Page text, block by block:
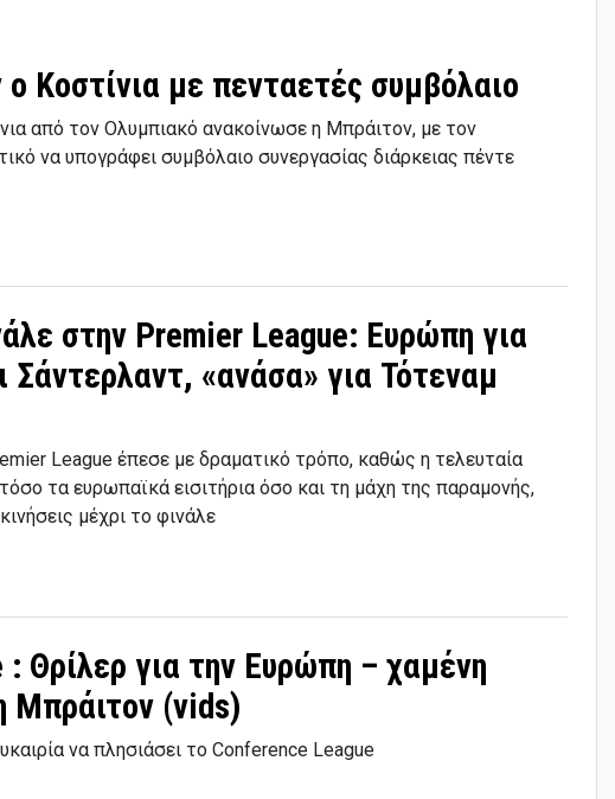
Κοστίνια με πενταετές συμβόλαιο
από τον Ολυμπιακό ανακοίνωσε η Μπράιτον, με τον
να υπογράφει συμβόλαιο συνεργασίας διάρκειας πέντε
στην Premier League: Ευρώπη για
«ανάσα» για Τότεναμ
League έπεσε με δραματικό τρόπο, καθώς η τελευταία
τα ευρωπαϊκά εισιτήρια όσο και τη μάχη της παραμονής,
μέχρι το φινάλε
: Θρίλερ για την Ευρώπη – χαμένη
Μπράιτον (vids)
να πλησιάσει το Conference League